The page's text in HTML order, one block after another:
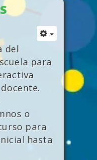
del
para
o
para
hasta